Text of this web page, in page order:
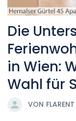
Die
in Wien:
Wahl für
VON